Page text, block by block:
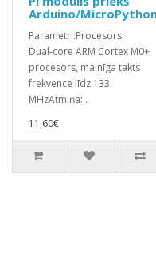
Arduino/
Parametri:Procesors:
Dual-core ARM Cortex M0+
procesors, mainīga takts
frekvence līdz 133
MHzAtmiņa:..
11,60€